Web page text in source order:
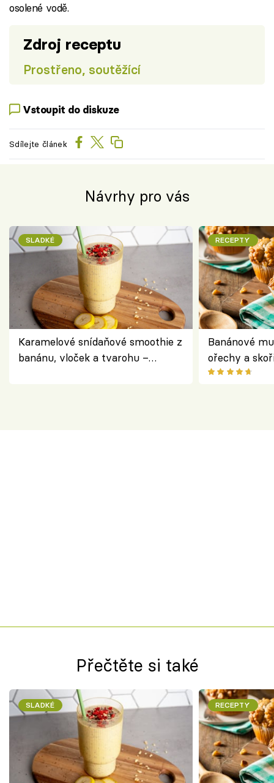
osolené vodě.
Zdroj receptu
Prostřeno, soutěžící
Vstoupit do diskuze
Sdílejte článek
Návrhy pro vás
SLADKÉ
Karamelové snídaňové smoothie z
banánu, vloček a tvarohu –
RECEPTY
Banánové
ořechy a
Přečtěte si také
SLADKÉ RECEPTY